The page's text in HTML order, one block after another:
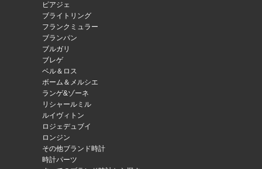
ピアジェ
ブライトリング
フランクミュラー
ブランパン
ブルガリ
ブレゲ
ベル＆ロス
ボーム＆メルシエ
ランゲ&ゾーネ
リシャールミル
ルイヴィトン
ロジェデュブイ
ロンジン
その他ブランド時計
時計パーツ